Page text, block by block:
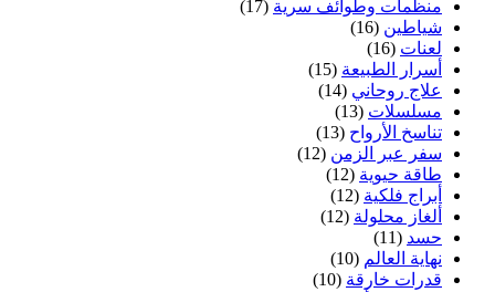
منظمات وطوائف سرية (17)
شياطين (16)
لعنات (16)
أسرار الطبيعة (15)
علاج روحاني (14)
مسلسلات (13)
تناسخ الأرواح (13)
سفر عبر الزمن (12)
طاقة حيوية (12)
أبراج فلكية (12)
ألغاز محلولة (12)
حسد (11)
نهاية العالم (10)
قدرات خارقة (10)